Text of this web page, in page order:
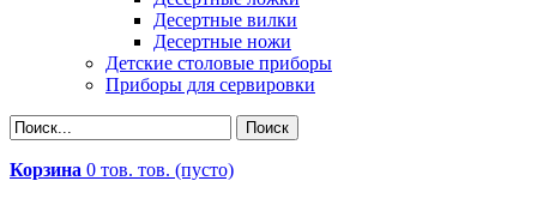
Десертные вилки
Десертные ножи
Детские столовые приборы
Приборы для сервировки
Корзина 0 тов. тов. (пусто)